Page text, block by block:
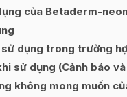
của Betaderm-
dụng trong trường
sử dụng (Cảnh báo
không mong muốn